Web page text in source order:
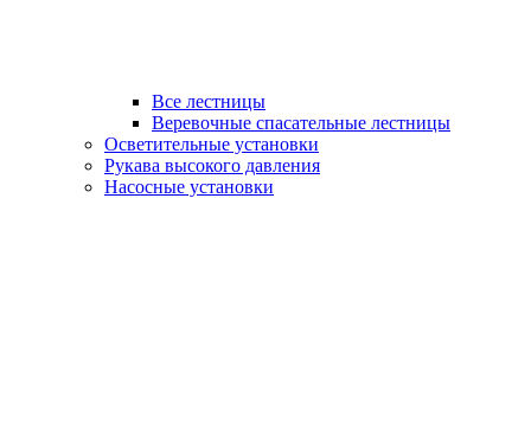
Все лестницы
Веревочные спасательные лестницы
Осветительные установки
Рукава высокого давления
Насосные установки